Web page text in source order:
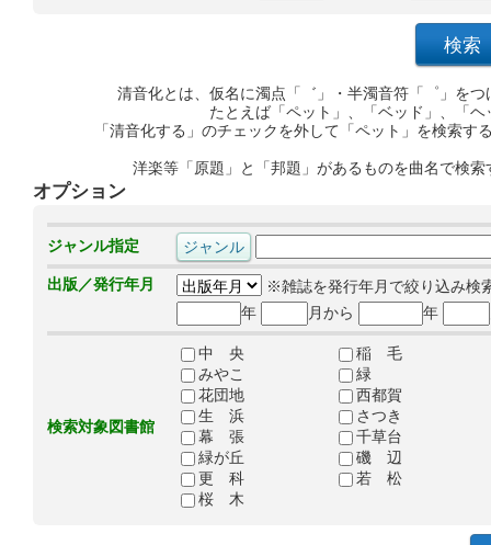
清音化とは、仮名に濁点「゛」・半濁音符「゜」を
たとえば「ペット」、「ベッド」、「
「清音化する」のチェックを外して「ペット」を検索
洋楽等「原題」と「邦題」があるものを曲名で検
オプション
ジャンル指定
出版／発行年月
※雑誌を発行年月で絞り込み検
年
月から 年
検索対象図書館
中 央
稲 毛
みやこ
緑
花団地
西都賀
生 浜
さつき
幕 張
千草台
緑が丘
磯 辺
更 科
若 松
桜 木